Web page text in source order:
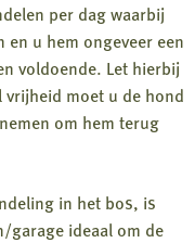
per dag waarbij
u hem ongeveer een
voldoende. Let hierbij
moet u de hond
om hem terug
in het bos, is
garage ideaal om de